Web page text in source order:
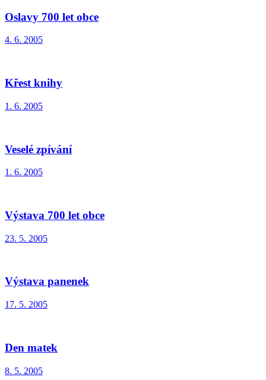
Oslavy 700 let obce
4. 6. 2005
Křest knihy
1. 6. 2005
Veselé zpívání
1. 6. 2005
Výstava 700 let obce
23. 5. 2005
Výstava panenek
17. 5. 2005
Den matek
8. 5. 2005